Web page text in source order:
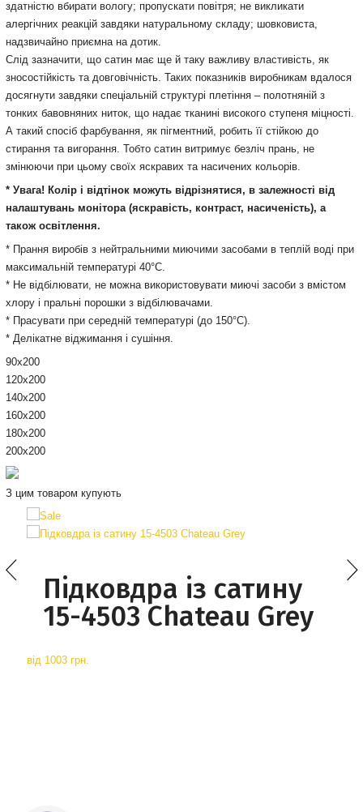
здатністю вбирати вологу; пропускати повітря; не викликати
алергічних реакцій завдяки натуральному складу; шовковиста,
надзвичайно приємна на дотик.
Слід зазначити, що сатин має ще й таку важливу властивість, як
зносостійкість та довговічність. Таких показників виробникам вдалося
досягнути завдяки спеціальній структурі плетіння – полотняній з
тонких бавовняних ниток, що надає тканині високого ступеня міцності.
А такий спосіб фарбування, як пігментний, робить її стійкою до
стирання та вигорання. Тобто сатин витримує безліч прань, не
змінюючи при цьому своїх яскравих та насичених кольорів.
* Увага! Колір і відтінок можуть відрізнятися, в залежності від
налаштувань монітора (яскравість, контраст, насиченість), а
також освітлення.
* Прання виробів з нейтральними миючими засобами в теплій воді при
максимальній температурі 40°С.
* Не відбілювати, не можна використовувати миючі засоби з вмістом
хлору і пральні порошки з відбілювачами.
* Прасувати при середній температурі (до 150°С).
* Делікатне віджимання і сушіння.
90х200
120х200
140х200
160х200
180х200
200x200
З цим товаром купують
Підковдра із сатину
15-4503 Chateau Grey
від 1003 грн.